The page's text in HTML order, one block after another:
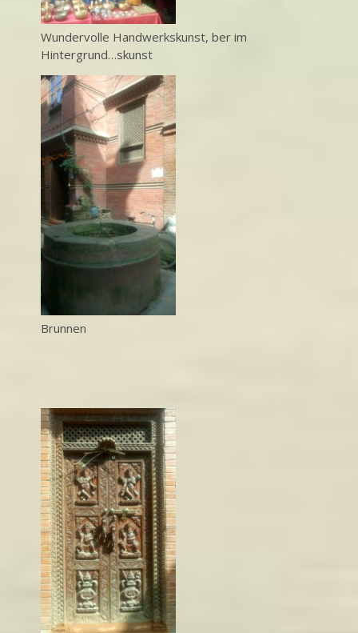
Wundervolle Handwerkskunst, ber im
Hintergrund…skunst
Brunnen